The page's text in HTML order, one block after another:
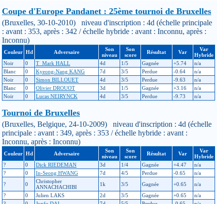
Coupe d'Europe Pandanet : 25ème tournoi de Bruxelles
(Bruxelles, 30-10-2010) niveau d'inscription : 4d (échelle principale
: avant : 353, après : 342 / échelle hybride : avant : Inconnu, après :
Inconnu)
Couleur Hd Adversaire
Son
niveau
Son
score
Résultat Var
Var
Hybride
Noir
0 T_Mark HALL 4d 1/5 Gagnée +5.74
n/a
Blanc
0 Kyeong-Nang KANG 7d 3/5 Perdue -0.64
n/a
Noir
0 Simon BILLOUET 4d 3/5 Perdue -9.63
n/a
Blanc
0 Olivier DROUOT 3d 1/5 Gagnée +3.16
n/a
Noir
0 Lucas NEIRYNCK 4d 3/5 Perdue -9.73 n/a
Tournoi de Bruxelles
(Bruxelles, Belgique, 24-10-2009) niveau d'inscription : 4d (échelle
principale : avant : 349, après : 353 / échelle hybride : avant :
Inconnu, après : Inconnu)
Couleur Hd Adversaire
Son
niveau
Son
score
Résultat Var
Var
Hybride
?
0 Dick RIEDEMAN 3d 1/4 Gagnée +4.47
n/a
?
0 In-Seong HWANG 7d 4/5 Perdue -0.65
n/a
?
0
Christopher
ANNACHACHIBI
1k 3/5 Gagnée +0.65
n/a
?
0 Julien LAKS 2d 3/5 Gagnée +0.65
n/a